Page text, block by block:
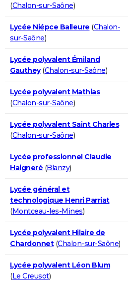
(Chalon-sur-Saône)
Lycée Niépce Balleure (Chalon-
sur-Saône)
Lycée polyvalent Émiland
Gauthey(Chalon-sur-Saône)
Lycée polyvalent Mathias
(Chalon-sur-Saône)
Lycée polyvalent Saint Charles
(Chalon-sur-Saône)
Lycée professionnel Claudie
Haigneré (Blanzy)
Lycée général et
technologique Henri Parriat
(Montceau-les-Mines)
Lycée polyvalent Hilaire de
Chardonnet(Chalon-sur-Saône)
Lycée polyvalent Léon Blum
(Le Creusot)